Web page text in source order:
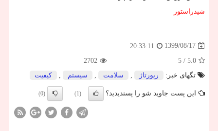
شیدراستور
1399/08/17
20:33:11
5.0
/ 5
2702
تگهای خبر:
رپورتاژ سلامت سیستم كیفیت
این پست جاوید شو را پسندیدید؟ (1)
(0)